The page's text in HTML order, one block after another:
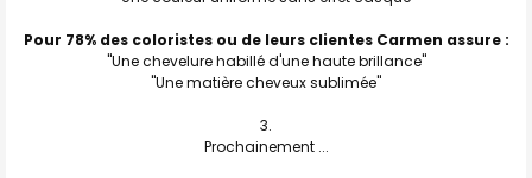
Pour 78% des coloristes ou de leurs clientes Carmen assure :
"Une chevelure habillé d'une haute brillance"
"Une matière cheveux sublimée"
Prochainement ...